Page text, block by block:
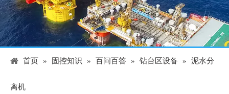
首页 » 固控知识 » 百问百答 » 钻台区设备 » 泥水分
离机